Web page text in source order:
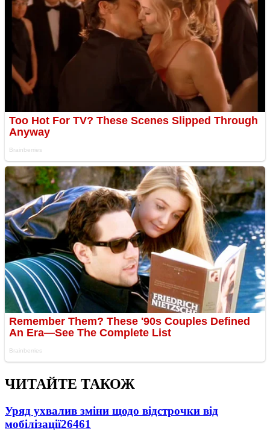
ЧИТАЙТЕ ТАКОЖ
Уряд ухвалив зміни щодо відстрочки від
мобілізації26461